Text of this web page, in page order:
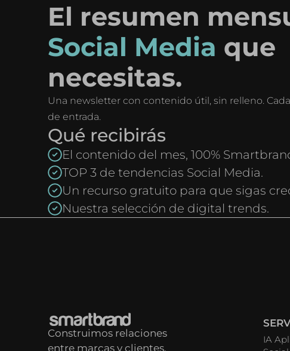
El resumen
Social Media que
necesitas.
Una newsletter con contenido útil, sin relleno.
de entrada.
Qué recibirás
El contenido del mes, 100%
TOP 3 de tendencias Social Media.
Un recurso gratuito para que sigas
Nuestra selección de digital trends.
Construimos relaciones
entre marcas y clientes.
IA